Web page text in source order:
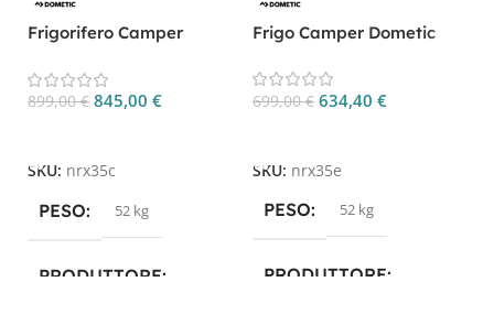
Frigorifero Camper
a Compressore
899,00€ 845,00 €
SKU: nrx35c
PESO 52 kg
PRODUTTORE
Frigo Camper Dometic
Compressore
699,00€ 634,40 €
SKU: nrx35e
PESO 52 kg
PRODUTTORE